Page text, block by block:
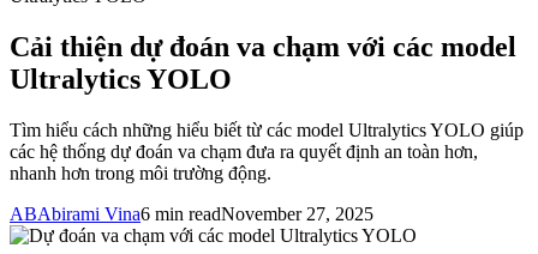
Cải thiện dự đoán va chạm với các model
Ultralytics YOLO
Tìm hiểu cách những hiểu biết từ các model Ultralytics YOLO giúp
các hệ thống dự đoán va chạm đưa ra quyết định an toàn hơn,
nhanh hơn trong môi trường động.
ABAbirami Vina6 min readNovember 27, 2025